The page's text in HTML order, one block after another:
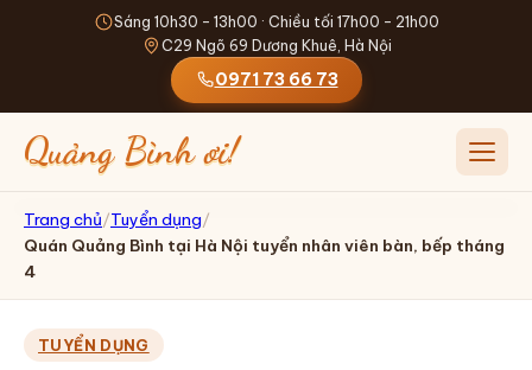
Sáng 10h30 - 13h00 · Chiều tối 17h00 - 21h00
C29 Ngõ 69 Dương Khuê, Hà Nội
0971 73 66 73
Quảng Bình ơi! Mở
TRANG CHỦ
GIỚI THIỆU
THỰC ĐƠN
Trang chủ/Tuyển dụng/
Quán Quảng Bình tại Hà Nội tuyển nhân viên bàn, bếp tháng
4
TUYỂN DỤNG